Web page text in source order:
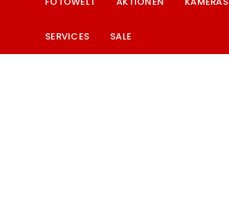
SERVICES SALE